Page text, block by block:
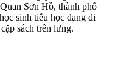
Sơn Hồ, thành phố
sinh tiểu học đang đi
sách trên lưng.